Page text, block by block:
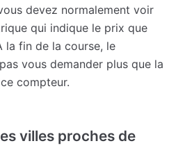
devez normalement voir
qui indique le prix que
la fin de la course, le
vous demander plus que la
compteur.
villes proches de